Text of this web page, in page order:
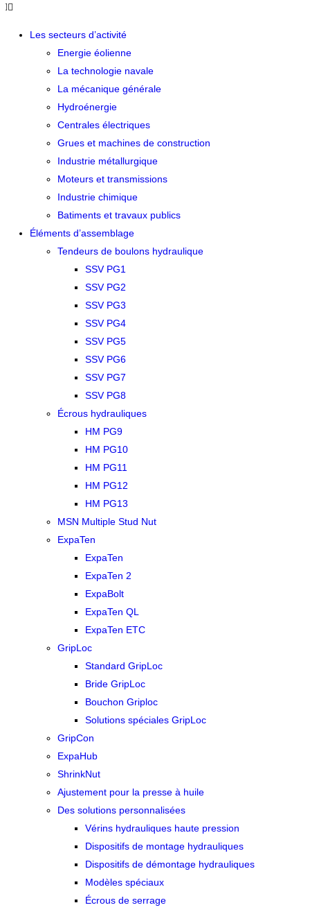
Les secteurs d’activité
Energie éolienne
La technologie navale
La mécanique générale
Hydroénergie
Centrales électriques
Grues et machines de construction
Industrie métallurgique
Moteurs et transmissions
Industrie chimique
Batiments et travaux publics
Éléments d’assemblage
Tendeurs de boulons hydraulique
SSV PG1
SSV PG2
SSV PG3
SSV PG4
SSV PG5
SSV PG6
SSV PG7
SSV PG8
Écrous hydrauliques
HM PG9
HM PG10
HM PG11
HM PG12
HM PG13
MSN Multiple Stud Nut
ExpaTen
ExpaTen
ExpaTen 2
ExpaBolt
ExpaTen QL
ExpaTen ETC
GripLoc
Standard GripLoc
Bride GripLoc
Bouchon Griploc
Solutions spéciales GripLoc
GripCon
ExpaHub
ShrinkNut
Ajustement pour la presse à huile
Des solutions personnalisées
Vérins hydrauliques haute pression
Dispositifs de montage hydrauliques
Dispositifs de démontage hydrauliques
Modèles spéciaux
Écrous de serrage